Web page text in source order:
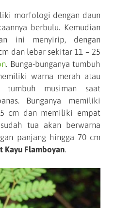
dengan daun
berbulu. Kemudian
ini menyirip, dengan
dan lebar sekitar 11 – 25
. Bunga-bunganya tumbuh
warna merah atau
tumbuh musiman saat
Bunganya memiliki
cm dan memiliki empat
tua akan berwarna
panjang hingga 70 cm
Kayu Flamboyan.